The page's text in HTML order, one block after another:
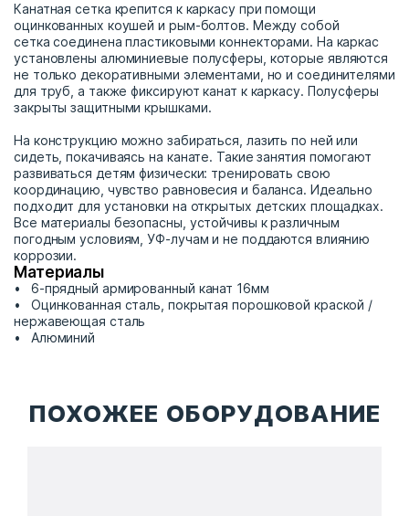
Канатная сетка крепится к каркасу при помощи
оцинкованных коушей и рым-болтов. Между собой
сетка соединена пластиковыми коннекторами. На каркас
установлены алюминиевые полусферы, которые являются
не только декоративными элементами, но и соединителями
для труб, а также фиксируют канат к каркасу. Полусферы
закрыты защитными крышками.
На конструкцию можно забираться, лазить по ней или
сидеть, покачиваясь на канате. Такие занятия помогают
развиваться детям физически: тренировать свою
координацию, чувство равновесия и баланса. Идеально
подходит для установки на открытых детских площадках.
Все материалы безопасны, устойчивы к различным
погодным условиям, УФ-лучам и не поддаются влиянию
коррозии.
Материалы
6-прядный армированный канат 16мм
Оцинкованная сталь, покрытая порошковой краской /
нержавеющая сталь
Алюминий
ПОХОЖЕЕ ОБОРУДОВАНИЕ